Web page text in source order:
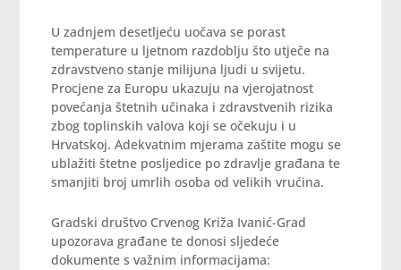
U zadnjem desetljeću uočava se porast
temperature u ljetnom razdoblju što utječe na
zdravstveno stanje milijuna ljudi u svijetu.
Procjene za Europu ukazuju na vjerojatnost
povećanja štetnih učinaka i zdravstvenih rizika
zbog toplinskih valova koji se očekuju i u
Hrvatskoj. Adekvatnim mjerama zaštite mogu se
ublažiti štetne posljedice po zdravlje građana te
smanjiti broj umrlih osoba od velikih vrućina.
Gradski društvo Crvenog Križa Ivanić-Grad
upozorava građane te donosi sljedeće
dokumente s važnim informacijama: